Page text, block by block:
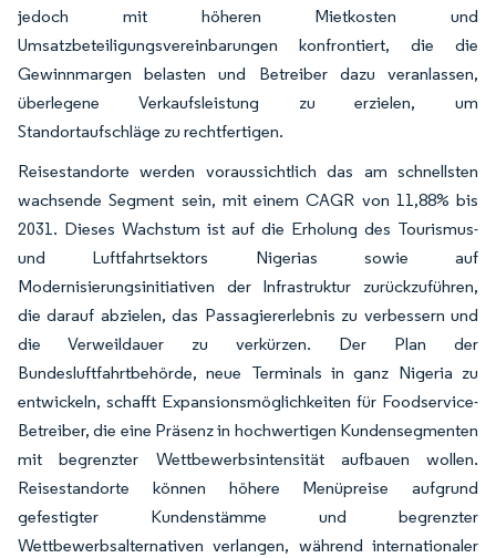
jedoch mit höheren Mietkosten und
Umsatzbeteiligungsvereinbarungen konfrontiert, die die
Gewinnmargen belasten und Betreiber dazu veranlassen,
überlegene Verkaufsleistung zu erzielen, um
Standortaufschläge zu rechtfertigen.
Reisestandorte werden voraussichtlich das am schnellsten
wachsende Segment sein, mit einem CAGR von 11,88% bis
2031. Dieses Wachstum ist auf die Erholung des Tourismus-
und Luftfahrtsektors Nigerias sowie auf
Modernisierungsinitiativen der Infrastruktur zurückzuführen,
die darauf abzielen, das Passagiererlebnis zu verbessern und
die Verweildauer zu verkürzen. Der Plan der
Bundesluftfahrtbehörde, neue Terminals in ganz Nigeria zu
entwickeln, schafft Expansionsmöglichkeiten für Foodservice-
Betreiber, die eine Präsenz in hochwertigen Kundensegmenten
mit begrenzter Wettbewerbsintensität aufbauen wollen.
Reisestandorte können höhere Menüpreise aufgrund
gefestigter Kundenstämme und begrenzter
Wettbewerbsalternativen verlangen, während internationaler